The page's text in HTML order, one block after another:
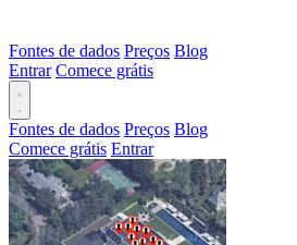
Fontes de dados Preços Blog
Entrar Comece grátis
Fontes de dados Preços Blog
Comece grátis Entrar